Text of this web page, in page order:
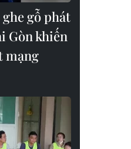
gỗ phát
Gòn khiến
mạng